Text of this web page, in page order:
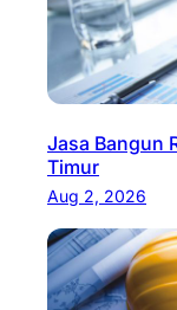
Jasa Bangun
Timur
Aug 2, 2026